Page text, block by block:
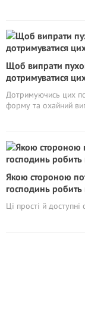
Щоб випрати
дотримуватися
Дотримуючись цих
форму та охайний
Якою стороною
господинь
Ці прості й доступні